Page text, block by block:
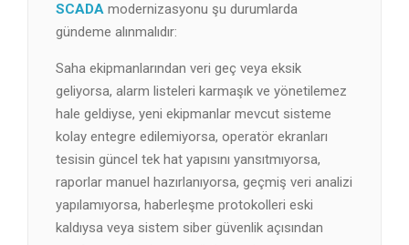
SCADA modernizasyonu şu durumlarda
gündeme alınmalıdır:
Saha ekipmanlarından veri geç veya eksik
geliyorsa, alarm listeleri karmaşık ve yönetilemez
hale geldiyse, yeni ekipmanlar mevcut sisteme
kolay entegre edilemiyorsa, operatör ekranları
tesisin güncel tek hat yapısını yansıtmıyorsa,
raporlar manuel hazırlanıyorsa, geçmiş veri analizi
yapılamıyorsa, haberleşme protokolleri eski
kaldıysa veya sistem siber güvenlik açısından